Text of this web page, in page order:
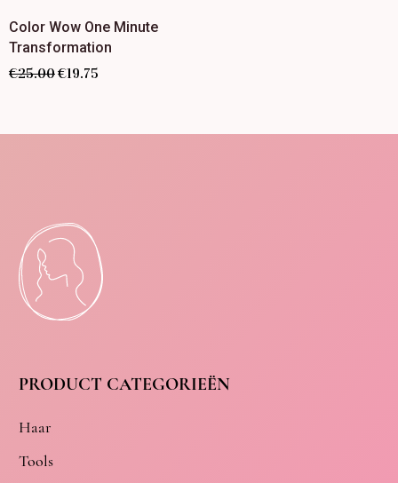
Color Wow One Minute
Transformation
€25.00€19.75
PRODUCT CATEGORIEËN
Haar
Tools